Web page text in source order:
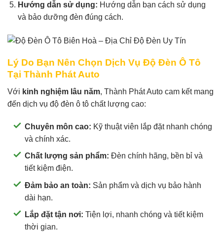
Hướng dẫn sử dụng: Hướng dẫn bạn cách sử dụng
và bảo dưỡng đèn đúng cách.
Lý Do Bạn Nên Chọn Dịch Vụ Độ Đèn Ô Tô
Tại Thành Phát Auto
Với kinh nghiệm lâu năm, Thành Phát Auto cam kết mang
đến dịch vụ độ đèn ô tô chất lượng cao:
Chuyên môn cao: Kỹ thuật viên lắp đặt nhanh chóng
và chính xác.
Chất lượng sản phẩm: Đèn chính hãng, bền bỉ và
tiết kiệm điện.
Đảm bảo an toàn: Sản phẩm và dịch vụ bảo hành
dài hạn.
Lắp đặt tận nơi: Tiện lợi, nhanh chóng và tiết kiệm
thời gian.